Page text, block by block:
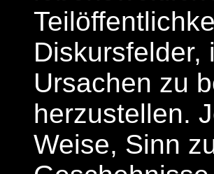
Diskursfelder,
Ursachen zu
herzustellen.
Weise, Sinn